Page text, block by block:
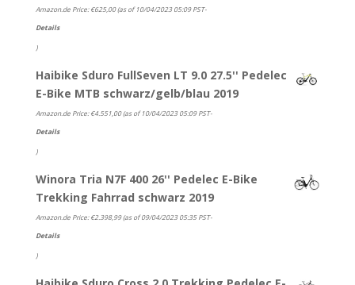
Amazon.de Price:€625,00(as of 10/04/2023 05:09 PST-
Details
)
Haibike Sduro FullSeven LT 9.0 27.5'' Pedelec
E-Bike MTB schwarz/gelb/blau 2019
Amazon.de Price:€4.551,00(as of 10/04/2023 05:09 PST-
Details
)
Winora Tria N7F 400 26'' Pedelec E-Bike
Trekking Fahrrad schwarz 2019
Amazon.de Price:€2.398,99(as of 09/04/2023 05:35 PST-
Details
)